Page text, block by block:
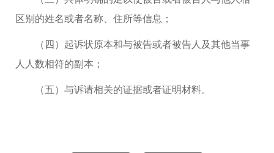
区别的姓名或者名称、住所等信息；
（四）起诉状原本和与被告或者被告人及其他当事
人人数相符的副本；
（五）与诉请相关的证据或者证明材料。